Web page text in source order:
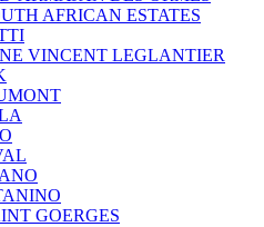
AFRICAN ESTATES
VINCENT LEGLANTIER
GOERGES